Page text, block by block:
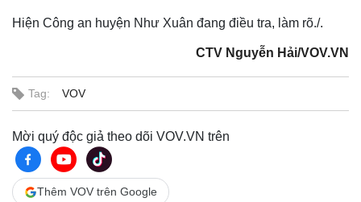
Hiện Công an huyện Như Xuân đang điều tra, làm rõ./.
CTV Nguyễn Hải/VOV.VN
Tag: VOV
Mời quý độc giả theo dõi VOV.VN trên
Thêm VOV trên Google